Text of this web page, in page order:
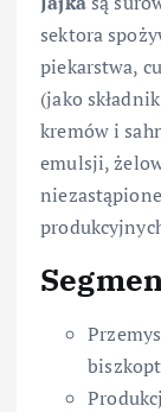
sektora
piekarstwa,
(jako
kremów i
emulsji,